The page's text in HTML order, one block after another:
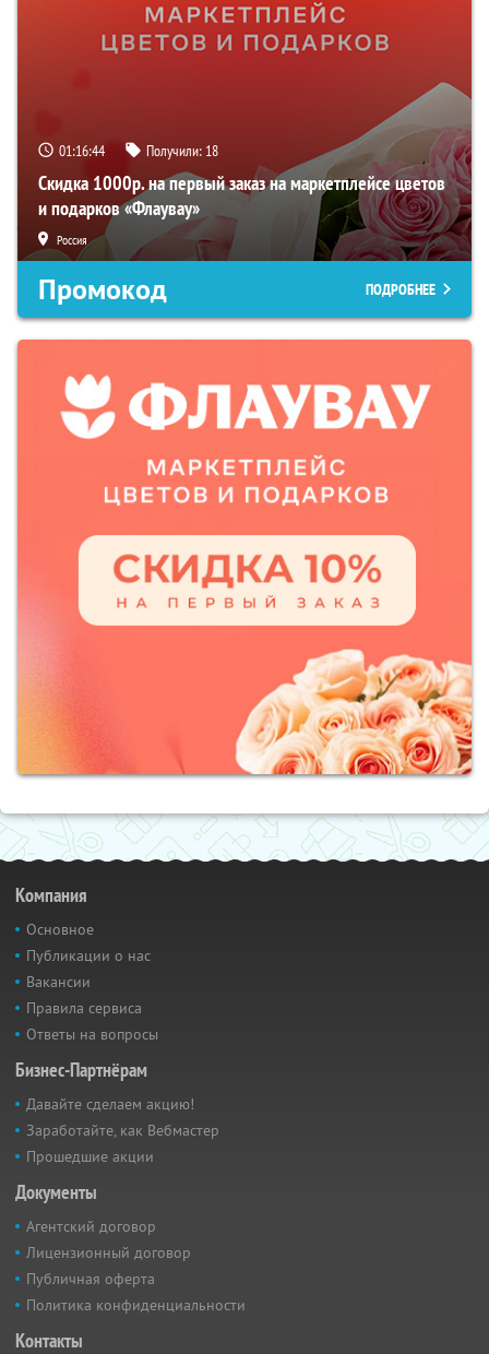
01:16:43 Получили: 18
Скидка 1000р. на первый заказ на маркетплейсе цветов
и подарков «Флаувау»
Россия
Промокод ПОДРОБНЕЕ
Компания
Основное
Публикации о нас
Вакансии
Правила сервиса
Ответы на вопросы
Бизнес-Партнёрам
Давайте сделаем акцию!
Заработайте, как Вебмастер
Прошедшие акции
Документы
Агентский договор
Лицензионный договор
Публичная оферта
Политика конфиденциальности
Контакты